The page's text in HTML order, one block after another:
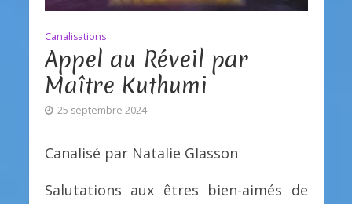
Canalisations
Appel au Réveil par
Maître Kuthumi
25 septembre 2024
Canalisé par Natalie Glasson
Salutations aux êtres bien-aimés de